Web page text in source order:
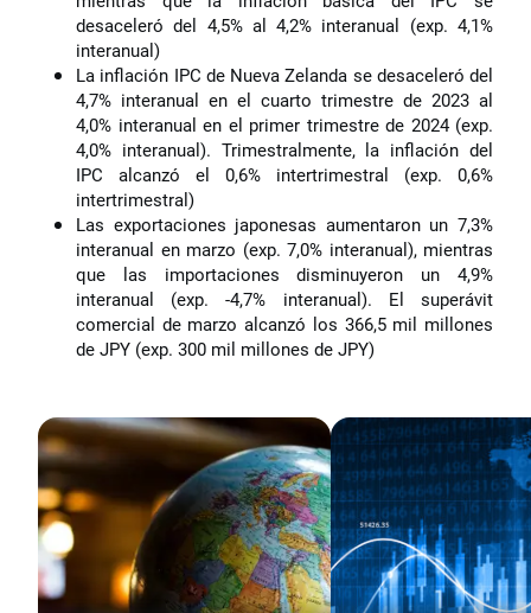
desaceleró del 4,5% al 4,2% interanual (exp. 4,1%
interanual)
La inflación IPC de Nueva Zelanda se desaceleró del
4,7% interanual en el cuarto trimestre de 2023 al
4,0% interanual en el primer trimestre de 2024 (exp.
4,0% interanual). Trimestralmente, la inflación del
IPC alcanzó el 0,6% intertrimestral (exp. 0,6%
intertrimestral)
Las exportaciones japonesas aumentaron un 7,3%
interanual en marzo (exp. 7,0% interanual), mientras
que las importaciones disminuyeron un 4,9%
interanual (exp. -4,7% interanual). El superávit
comercial de marzo alcanzó los 366,5 mil millones
de JPY (exp. 300 mil millones de JPY)